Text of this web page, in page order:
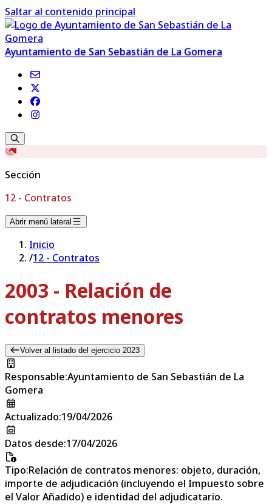
Saltar al contenido principal
Ayuntamiento de San Sebastián de La Gomera
Sección
12 - Contratos
Abrir menú lateral
Inicio
/12 - Contratos
2003 - Relación de
contratos menores
Volver al listado del ejercicio 2023
Responsable:Ayuntamiento de San Sebastián de La
Gomera
Actualizado:19/04/2026
Datos desde:17/04/2026
Tipo:Relación de contratos menores: objeto, duración,
importe de adjudicación (incluyendo el Impuesto sobre
el Valor Añadido) e identidad del adjudicatario.